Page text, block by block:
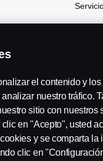
Hispania, S.A. -
el contenido y
nuestro tráfico.
sitio con nuestros
en "Acepto", usted
y se comparta la
clic en